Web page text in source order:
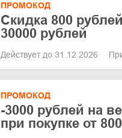
ПРОМОКОД
Скидка 800
30000 рублей
Действует до 31.12.2026
ПРОМОКОД
-3000 рублей на
при покупке от